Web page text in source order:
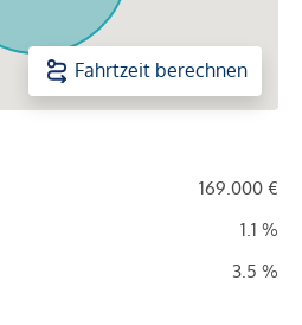
Fahrtzeit berechnen
169.000 €
1.1 %
3.5 %